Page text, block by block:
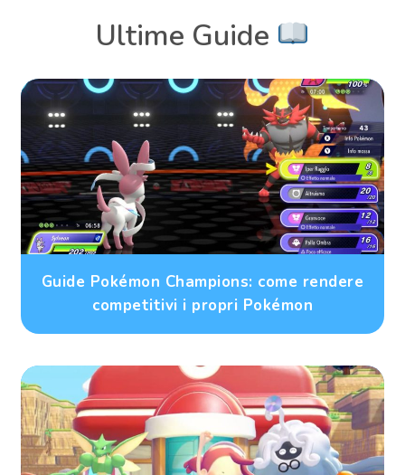
Ultime Guide
Guide Pokémon Champions: come rendere
competitivi i propri Pokémon